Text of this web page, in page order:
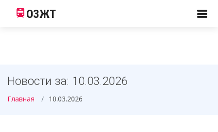
ОЗЖТ
Новости за: 10.03.2026
Главная 10.03.2026